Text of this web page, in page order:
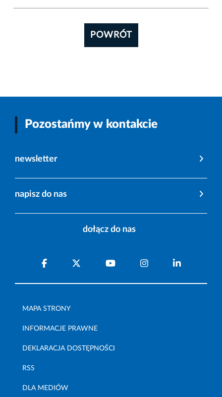
POWRÓT
Pozostańmy w kontakcie
newsletter
napisz do nas
dołącz do nas
MAPA STRONY
INFORMACJE PRAWNE
DEKLARACJA DOSTĘPNOŚCI
RSS
DLA MEDIÓW